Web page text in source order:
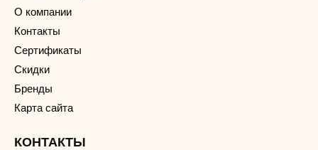
О компании
Контакты
Сертификаты
Скидки
Бренды
Карта сайта
КОНТАКТЫ